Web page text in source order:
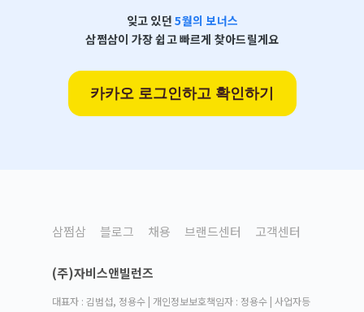
삼쩜삼 블로그 채용 브랜드센터 고객센터
(주)자비스앤빌런즈
대표자 : 김범섭, 정용수 | 개인정보보호책임자 : 정용수 | 사업자등
잊고 있던5월의 보너스
삼쩜삼이 가장 쉽고 빠르게 찾아드릴게요
카카오 로그인하고 확인하기